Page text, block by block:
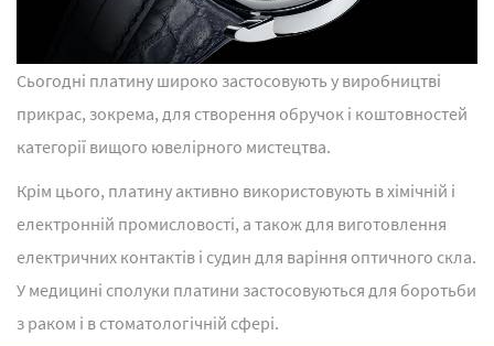
Сьогодні платину широко застосовують у виробництві
прикрас, зокрема, для створення обручок і коштовностей
категорії вищого ювелірного мистецтва.
Крім цього, платину активно використовують в хімічній і
електронній промисловості, а також для виготовлення
електричних контактів і судин для варіння оптичного скла.
У медицині сполуки платини застосовуються для боротьби
з раком і в стоматологічній сфері.